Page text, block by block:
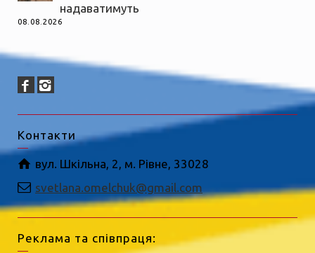
надаватимуть
08.08.2026
Контакти
вул. Шкільна, 2, м. Рівне, 33028
svetlana.omelchuk@gmail.com
Реклама та співпраця: